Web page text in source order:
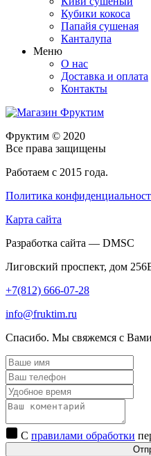
Кубики кокоса
Папайя сушеная
Канталупа
Меню
О нас
Доставка и оплата
Контакты
Фруктим © 2020
Все права защищены
Работаем с 2015 года.
Политика
Карта сайта
Разработка сайта — DMSC
Лиговский проспект, дом
+7(812) 666-07-28
info@fruktim.ru
Спасибо. Мы свяжемся с
С правилами обработки